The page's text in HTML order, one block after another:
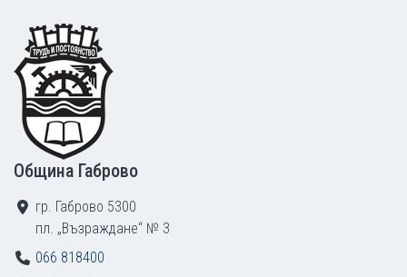
Footer
Община Габрово
гр. Габрово 5300
пл. „Възраждане“ № 3
066 818400